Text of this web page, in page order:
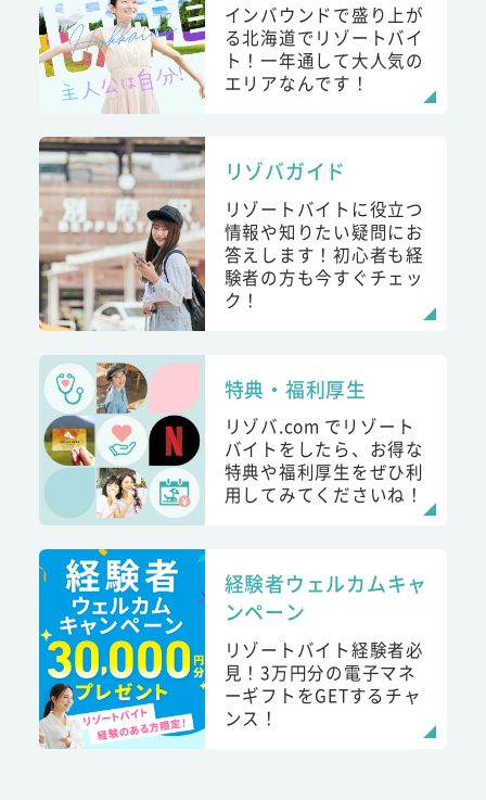
インバウンドで盛り上が
る北海道でリゾートバイ
ト！一年通して大人気の
エリアなんです！
リゾバガイド
リゾートバイトに役立つ
情報や知りたい疑問にお
答えします！初心者も経
験者の方も今すぐチェッ
ク！
特典・福利厚生
リゾバ.com でリゾート
バイトをしたら、お得な
特典や福利厚生をぜひ利
用してみてくださいね！
経験者ウェルカムキャ
ンペーン
リゾートバイト経験者必
見！3万円分の電子マネ
ーギフトをGETするチャ
ンス！